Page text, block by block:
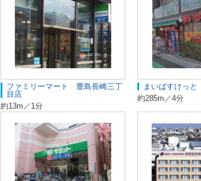
ファミリーマート 豊島長崎三丁
目店
約13m／1分
まいばすけっ
約285m／4分